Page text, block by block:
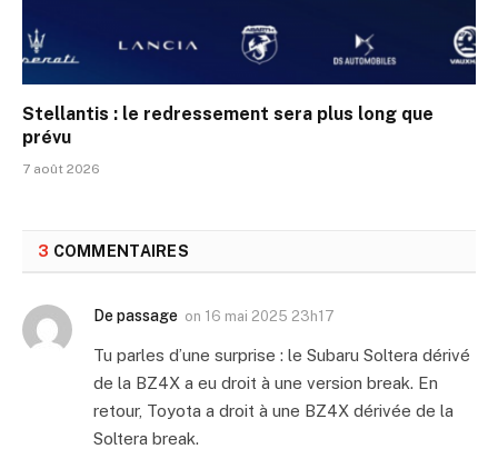
Stellantis : le redressement sera plus long que
prévu
7 août 2026
3 COMMENTAIRES
De passage on 16 mai 2025 23h17
Tu parles d’une surprise : le Subaru Soltera dérivé
de la BZ4X a eu droit à une version break. En
retour, Toyota a droit à une BZ4X dérivée de la
Soltera break.